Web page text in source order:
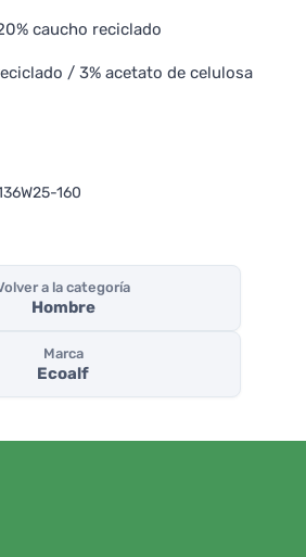
caucho reciclado
/ 3% acetato de celulosa
160
a la categoría
Hombre
Marca
Ecoalf